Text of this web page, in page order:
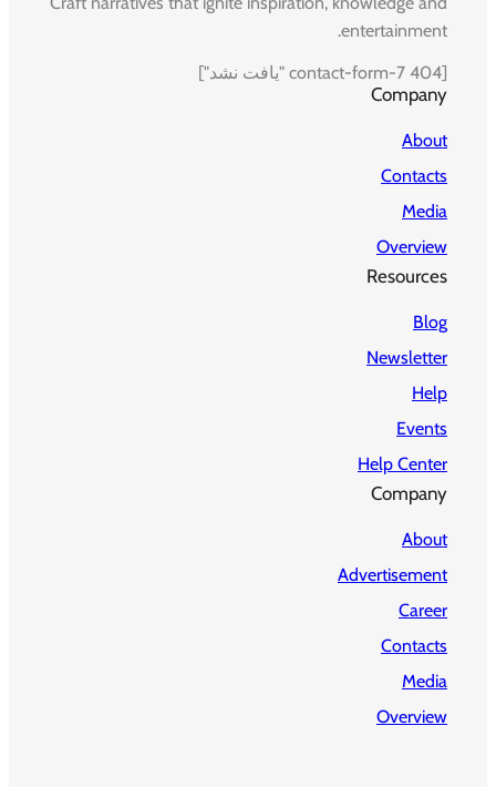
entertainment.
[contact-form-7 404 "یافت نشد"]
Company
About
Contacts
Media
Overview
Resources
Blog
Newsletter
Help
Events
Help Center
Company
About
Advertisement
Career
Contacts
Media
Overview